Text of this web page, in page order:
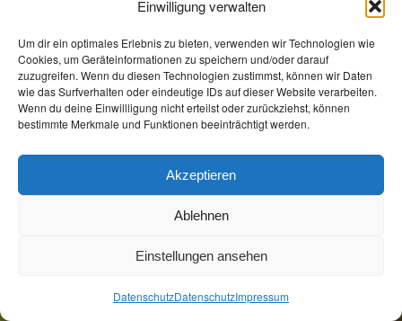
Einwilligung verwalten
Um dir ein optimales Erlebnis zu bieten, verwenden wir Technologien wie
Cookies, um Geräteinformationen zu speichern und/oder darauf
zuzugreifen. Wenn du diesen Technologien zustimmst, können wir Daten
wie das Surfverhalten oder eindeutige IDs auf dieser Website verarbeiten.
Wenn du deine Einwillligung nicht erteilst oder zurückziehst, können
bestimmte Merkmale und Funktionen beeinträchtigt werden.
Akzeptieren
Ablehnen
Einstellungen ansehen
DatenschutzDatenschutzImpressum
Jetzt Buchen